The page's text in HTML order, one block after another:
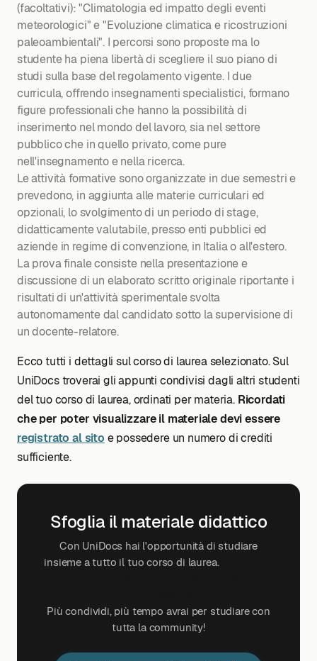
(facoltativi): "Climatologia ed impatto degli eventi
meteorologici" e "Evoluzione climatica e ricostruzioni
paleoambientali". I percorsi sono proposte ma lo
studente ha piena libertà di scegliere il suo piano di
studi sulla base del regolamento vigente. I due
curricula, offrendo insegnamenti specialistici, formano
figure professionali che hanno la possibilità di
inserimento nel mondo del lavoro, sia nel settore
pubblico che in quello privato, come pure
nell'insegnamento e nella ricerca.
Le attività formative sono organizzate in due semestri e
prevedono, in aggiunta alle materie curriculari ed
opzionali, lo svolgimento di un periodo di stage,
didatticamente valutabile, presso enti pubblici ed
aziende in regime di convenzione, in Italia o all'estero.
La prova finale consiste nella presentazione e
discussione di un elaborato scritto originale riportante i
risultati di un'attività sperimentale svolta
autonomamente dal candidato sotto la supervisione di
un docente-relatore.
Ecco tutti i dettagli sul corso di laurea selezionato. Sul
UniDocs troverai gli appunti condivisi dagli altri studenti
del tuo corso di laurea, ordinati per materia. Ricordati
che per poter visualizzare il materiale devi essere
registrato al sito e possedere un numero di crediti
sufficiente.
Sfoglia il materiale didattico
Con UniDocs hai l'opportunità di studiare
insieme a tutto il tuo corso di laurea.
Più condividi, più tempo avrai per studiare con
tutta la community!